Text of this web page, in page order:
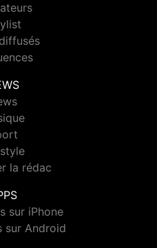
la rédac
sur iPhone
sur Android